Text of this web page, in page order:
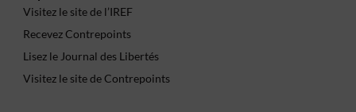
Visitez le site de l’IREF
Recevez Contrepoints
Lisez le Journal des Libertés
Visitez le site de Contrepoints